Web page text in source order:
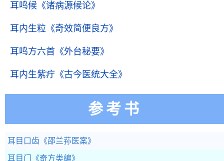
耳鸣候 《诸病源候论》
耳内生粒 《奇效简便良方》
耳鸣方六首 《外台秘要》
耳内生紫疔 《古今医统大全》
参考书
耳目口齿 《邵兰荪医案》
耳目门 《奇方类编》